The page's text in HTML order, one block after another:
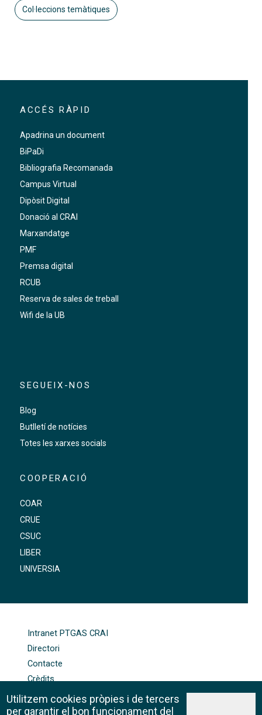
Col·leccions temàtiques
ACCÉS RÀPID
Apadrina un document
BiPaDi
Bibliografia Recomanada
Campus Virtual
Dipòsit Digital
Donació al CRAI
Marxandatge
PMF
Premsa digital
RCUB
Reserva de sales de treball
Wifi de la UB
SEGUEIX-NOS
Blog
Butlletí de notícies
Totes les xarxes socials
COOPERACIÓ
COAR
CRUE
CSUC
LIBER
UNIVERSIA
Intranet PTGAS CRAI
Directori
Contacte
Crèdits
Política de galetes
Utilitzem cookies pròpies i de tercers
per garantir el bon funcionament del